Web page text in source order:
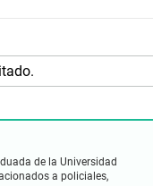
de la Universidad
a policiales,